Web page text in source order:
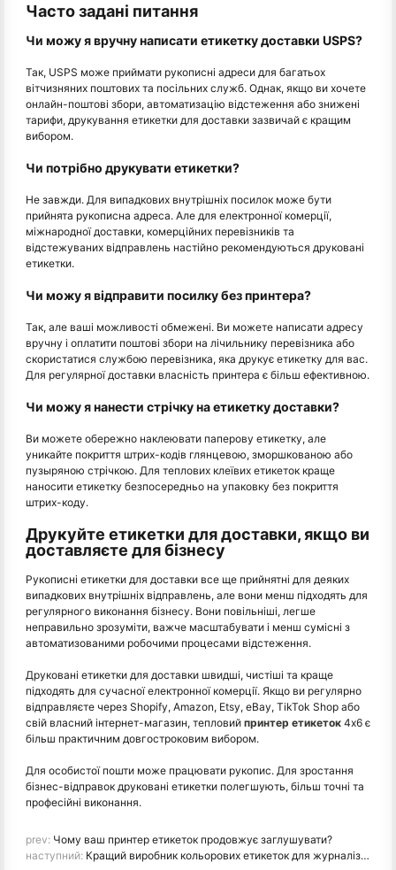
Часто задані питання
Чи можу я вручну написати етикетку доставки USPS?
Так, USPS може приймати рукописні адреси для багатьох
вітчизняних поштових та посільних служб. Однак, якщо ви хочете
онлайн-поштові збори, автоматизацію відстеження або знижені
тарифи, друкування етикетки для доставки зазвичай є кращим
вибором.
Чи потрібно друкувати етикетки?
Не завжди. Для випадкових внутрішніх посилок може бути
прийнята рукописна адреса. Але для електронної комерції,
міжнародної доставки, комерційних перевізників та
відстежуваних відправлень настійно рекомендуються друковані
етикетки.
Чи можу я відправити посилку без принтера?
Так, але ваші можливості обмежені. Ви можете написати адресу
вручну і оплатити поштові збори на лічильнику перевізника або
скористатися службою перевізника, яка друкує етикетку для вас.
Для регулярної доставки власність принтера є більш ефективною.
Чи можу я нанести стрічку на етикетку доставки?
Ви можете обережно наклеювати паперову етикетку, але
уникайте покриття штрих-кодів глянцевою, зморшкованою або
пузыряною стрічкою. Для теплових клеївих етикеток краще
наносити етикетку безпосередньо на упаковку без покриття
штрих-коду.
Друкуйте етикетки для доставки, якщо ви
доставляєте для бізнесу
Рукописні етикетки для доставки все ще прийнятні для деяких
випадкових внутрішніх відправлень, але вони менш підходять для
регулярного виконання бізнесу. Вони повільніші, легше
неправильно зрозуміти, важче масштабувати і менш сумісні з
автоматизованими робочими процесами відстеження.
Друковані етикетки для доставки швидші, чистіші та краще
підходять для сучасної електронної комерції. Якщо ви регулярно
відправляєте через Shopify, Amazon, Etsy, eBay, TikTok Shop або
свій власний інтернет-магазин, тепловий принтер етикеток 4x6 є
більш практичним довгостроковим вибором.
Для особистої пошти може працювати рукопис. Для зростання
бізнес-відправок друковані етикетки полегшують, більш точні та
професійні виконання.
prev: Чому ваш принтер етикеток продовжує заглушувати?
наступний: Кращий виробник кольорових етикеток для журналізації та скрепбукінгу: додайте більше кольору на кожну сторінку